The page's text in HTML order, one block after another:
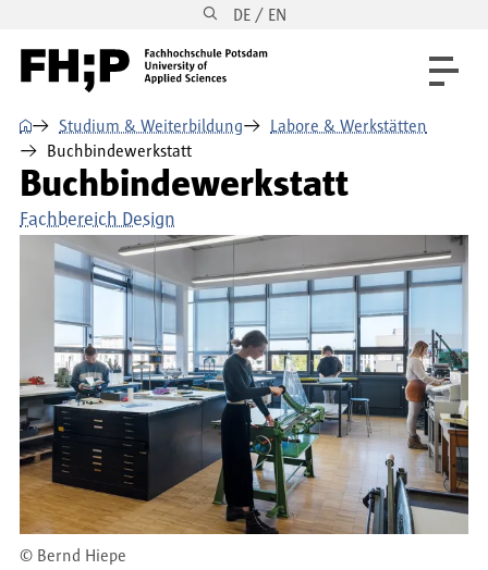
Direkt zur Hauptnavigation DE / EN
⌂ Studium & Weiterbildung
Labore & Werkstätten
Buchbindewerkstatt
Buchbindewerkstatt
Fachbereich Design
© Bernd Hiepe